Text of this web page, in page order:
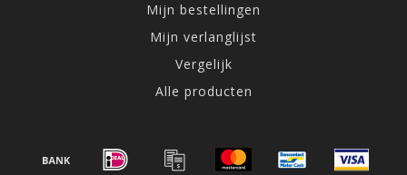
Mijn bestellingen
Mijn verlanglijst
Vergelijk
Alle producten